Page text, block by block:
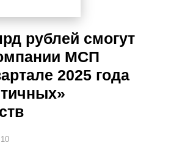
рублей смогут
МСП
2025 года